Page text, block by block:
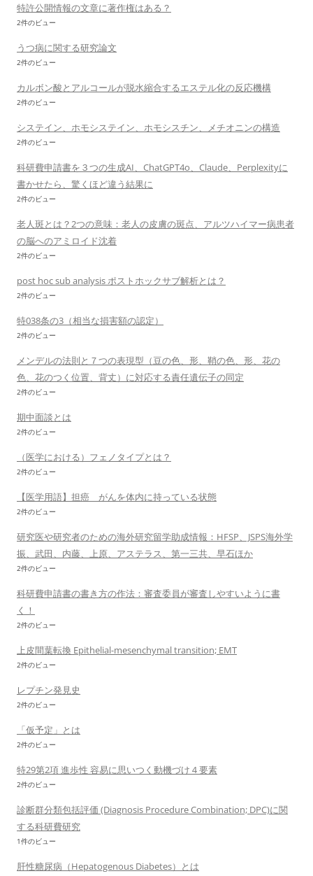
特許公開情報の文章に著作権はある？
2件のビュー
うつ病に関する研究論文
2件のビュー
カルボン酸とアルコールが脱水縮合するエステル化の反応機構
2件のビュー
システイン、ホモシステイン、ホモシスチン、メチオニンの構造
2件のビュー
科研費申請書を３つの生成AI、ChatGPT4o、Claude、Perplexityに
書かせたら、驚くほど違う結果に
2件のビュー
老人斑とは？2つの意味：老人の皮膚の斑点、アルツハイマー病患者
の脳へのアミロイド沈着
2件のビュー
post hoc sub analysis ポストホックサブ解析とは？
2件のビュー
特038条の3（相当な損害額の認定）
2件のビュー
メンデルの法則と７つの表現型（豆の色、形、鞘の色、形、花の
色、花のつく位置、背丈）に対応する責任遺伝子の同定
2件のビュー
期中面談とは
2件のビュー
（医学における）フェノタイプとは？
2件のビュー
【医学用語】担癌 がんを体内に持っている状態
2件のビュー
研究医や研究者のための海外研究留学助成情報：HFSP、JSPS海外学
振、武田、内藤、上原、アステラス、第一三共、早石ほか
2件のビュー
科研費申請書の書き方の作法：審査委員が審査しやすいように書
く！
2件のビュー
上皮間葉転換 Epithelial-mesenchymal transition; EMT
2件のビュー
レプチン発見史
2件のビュー
「仮予定」とは
2件のビュー
特29第2項 進歩性 容易に思いつく動機づけ４要素
2件のビュー
診断群分類包括評価 (Diagnosis Procedure Combination; DPC)に関
する科研費研究
1件のビュー
肝性糖尿病（Hepatogenous Diabetes）とは